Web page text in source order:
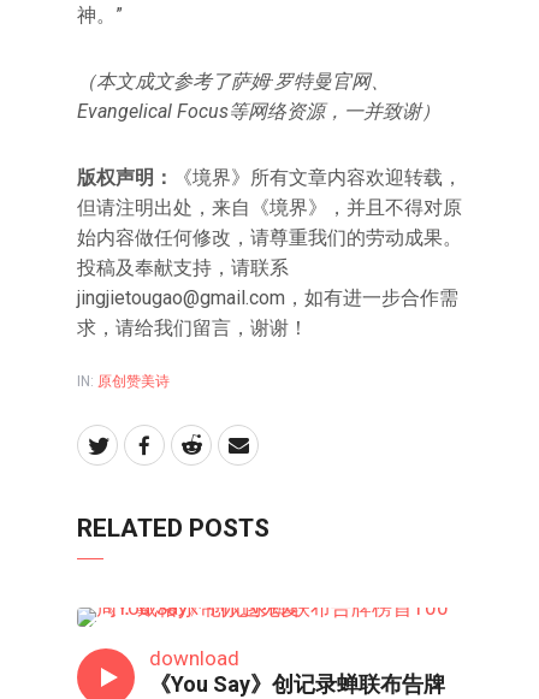
神。”
（本文成文参考了萨姆·罗特曼官网、
Evangelical Focus等网络资源，一并致谢）
版权声明：
《境界》所有文章内容欢迎转载，
但请注明出处，来自《境界》，并且不得对原
始内容做任何修改，请尊重我们的劳动成果。
投稿及奉献支持，请联系
jingjietougao@gmail.com，如有进一步合作需
求，请给我们留言，谢谢！
IN: 原创赞美诗
RELATED POSTS
download
《You Say》创记录蝉联布告牌